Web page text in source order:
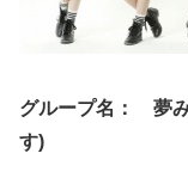
グループ名： 夢
す)